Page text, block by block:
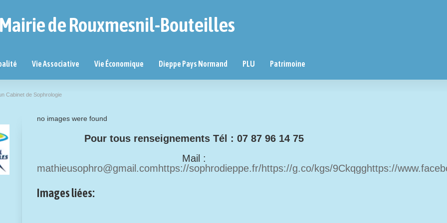
Mairie de Rouxmesnil-Bouteilles
Vie Associative Vie Économique Dieppe Pays Normand PLU Patrimoine
Cabinet de Sophrologie
no images were found
Pour tous renseignements Tél : 07 87 96 14 75
Mail :
mathieusophro@gmail.comhttps://sophrodieppe.fr/https://g.co/kgs/9Ckqgghttps://
Images liées: